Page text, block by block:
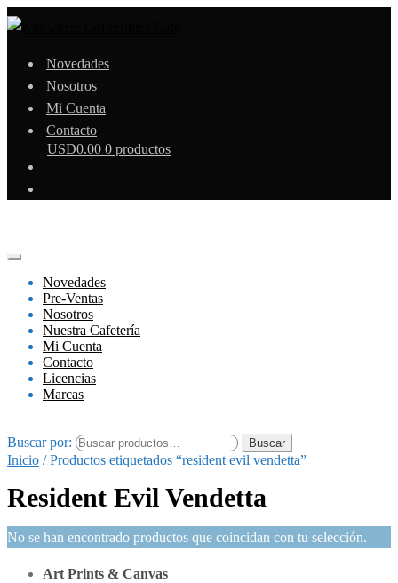
Novedades
Nosotros
Mi Cuenta
Contacto
USD0.00 0 productos
Novedades
Pre-Ventas
Nosotros
Nuestra Cafetería
Mi Cuenta
Contacto
Licencias
Marcas
Buscar por: Buscar
Inicio /Productos etiquetados “resident evil vendetta”
Resident Evil Vendetta
No se han encontrado productos que coincidan con tu selección.
Art Prints & Canvas